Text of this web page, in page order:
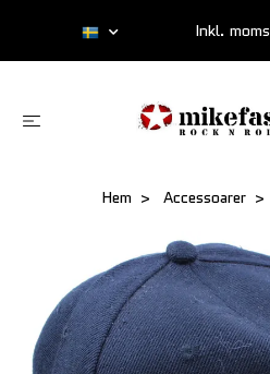
Inkl. moms
Hem Accessoarer